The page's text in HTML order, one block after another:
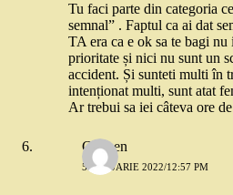
Tu faci parte din categoria
semnal” . Faptul ca ai dat
TA era ca e ok sa te bagi nu
prioritate și nici nu sunt un
accident. Și sunteti multi în
intenționat multi, sunt atat
Ar trebui sa iei câteva ore
Carmen
5 IANUARIE 2022/12:57 PM